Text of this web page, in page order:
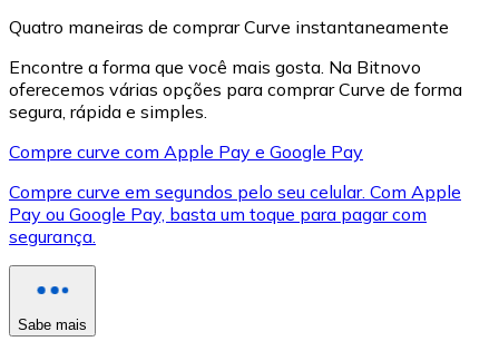
XRP
XRP
Ver tudo
Quatro maneiras de comprar Curve instantaneamente
Encontre a forma que você mais gosta. Na Bitnovo
oferecemos várias opções para comprar Curve de forma
segura, rápida e simples.
Compre curve com Apple Pay e Google Pay
Compre curve em segundos pelo seu celular. Com Apple
Pay ou Google Pay, basta um toque para pagar com
segurança.
Sabe mais